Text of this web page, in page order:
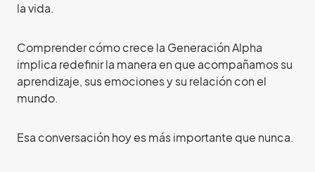
la vida.
Comprender cómo crece la Generación Alpha
implica redefinir la manera en que acompañamos su
aprendizaje, sus emociones y su relación con el
mundo.
Esa conversación hoy es más importante que nunca.